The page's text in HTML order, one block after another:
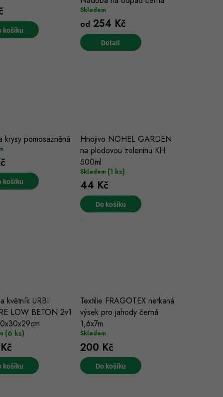
košíku
Skladem
od 254 Kč
krysy pomosazněná
košíku
Hnojivo NOHEL GARDEN
na plodovou zeleninu KH
500ml
Skladem (1 ks)
44 Kč
Do košíku
květník URBI
LOW BETON 2v1
(6 ks)
košíku
Textilie FRAGOTEX netkaná
výsek pro jahody černá
1,6x7m
Skladem
200 Kč
Do košíku